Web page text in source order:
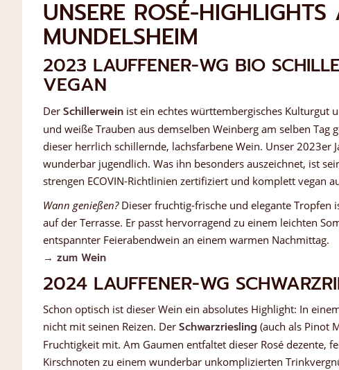
UNSERE ROSÉ-
MUNDELSHEIM
2023 LAUFFENER-WG BIO
VEGAN
Der Schillerwein ist ein echtes württembergisches Kulturgut
und weiße Trauben aus demselben Weinberg am selben Tag
dieser herrlich schillernde, lachsfarbene Wein. Unser 2023er
wunderbar jugendlich. Was ihn besonders auszeichnet, ist
strengen ECOVIN-Richtlinien zertifiziert und komplett vegan
Wann genießen?Dieser fruchtig-frische und elegante Tropfen
auf der Terrasse. Er passt hervorragend zu einem leichten
entspannter Feierabendwein an einem warmen Nachmittag.
→ zum Wein
2024 LAUFFENER-WG
Schon optisch ist dieser Wein ein absolutes Highlight: In
nicht mit seinen Reizen. Der Schwarzriesling (auch als Pinot
Fruchtigkeit mit. Am Gaumen entfaltet dieser Rosé dezente,
Kirschnoten zu einem wunderbar unkomplizierten